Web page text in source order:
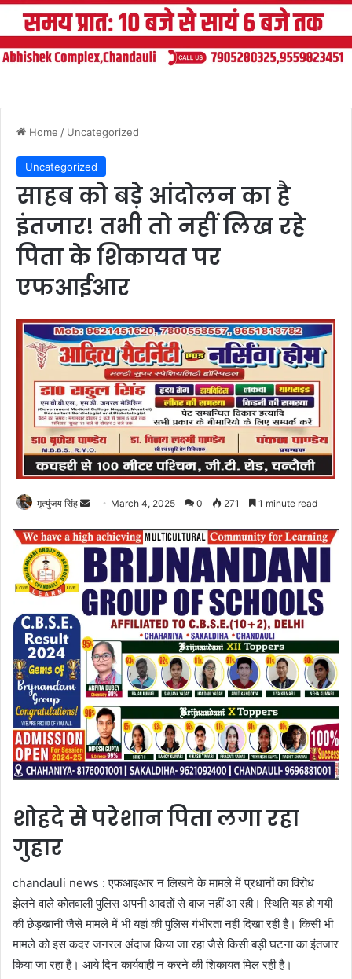
Home / Uncategorized
Uncategorized
साहब को बड़े आंदोलन का है
इंतजार! तभी तो नहीं लिख रहे
पिता के शिकायत पर
एफआईआर
मृत्युंजय सिंह
Send
email
March 4, 2025 0 271 1 minute read
शोहदे से परेशान पिता लगा रहा
गुहार
chandauli news : एफआइआर न लिखने के मामले में प्रधानों का विरोध
झेलने वाले कोतवाली पुलिस अपनी आदतों से बाज नहीं आ रही। स्थिति यह हो गयी
की छेड़खानी जैसे मामले में भी यहां की पुलिस गंभीरता नहीं दिखा रही है। किसी भी
मामले को इस कदर जनरल अंदाज किया जा रहा जैसे किसी बड़ी घटना का इंतजार
किया जा रहा है। आये दिन कार्यवाही न करने की शिकायत मिल रही है।